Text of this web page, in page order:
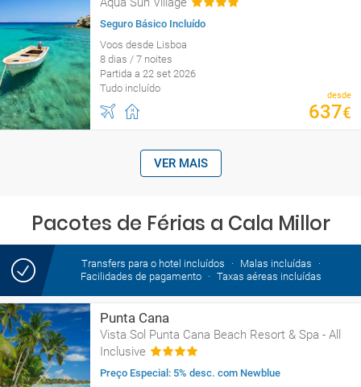
Seguro Básico Incluído
Voos desde Lisboa
8 dias / 7 noites
Partida a 22 set 2026
Tudo incluído
desde
637€
VER MAIS
Pacotes de Férias a Cala Millor
Transfers para o hotel incluídos
Malas incluídas
Facilidades de pagamento
Taxas aéreas incluídas
Punta Cana
Vista Sol Punta Cana Beach Resort & Spa - All
Inclusive
Preço Especial: 5% desc. com Newblue